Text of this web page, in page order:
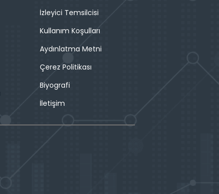
İzleyici Temsilcisi
Kullanım Koşulları
Aydınlatma Metni
Çerez Politikası
Biyografi
İletişim